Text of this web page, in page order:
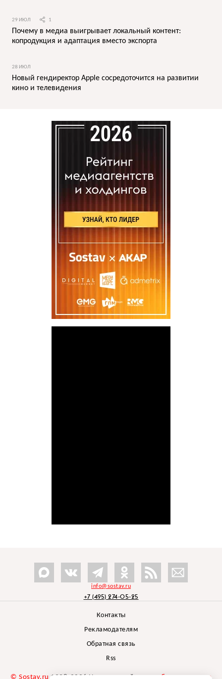
29 ИЮЛ 1
Почему в медиа выигрывает локальный контент:
копродукция и адаптация вместо экспорта
28 ИЮЛ
Новый гендиректор Apple сосредоточится на развитии
кино и телевидения
info@sostav.ru
+7 (495) 274-05-25
Контакты
Рекламодателям
Обратная связь
Rss
© Sostav.ru 1998-2026 Независимый проектбрендингового